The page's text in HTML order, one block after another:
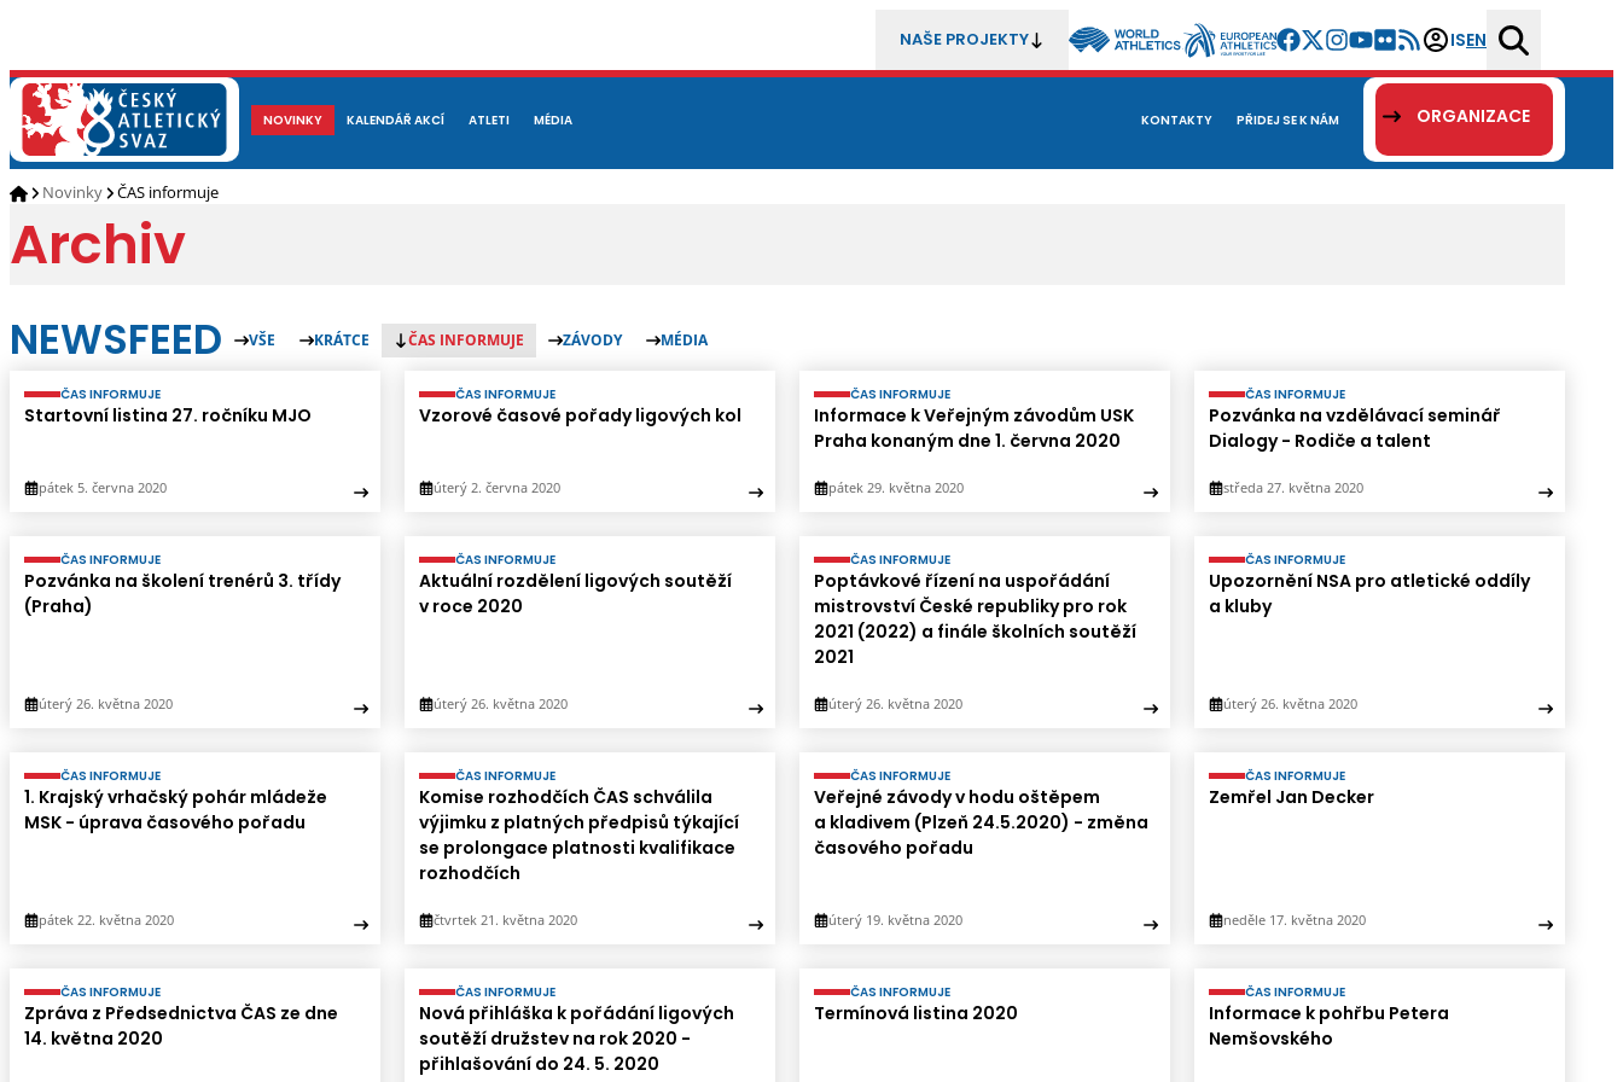
NAŠE PROJEKTY ISEN
NOVINKY KALENDÁŘ AKCÍ ATLETI MÉDIA
O NÁS ČLENOVÉ DOKUMENTY REPREZENTACE KONTAKTY PŘIDEJ SE K NÁM ORGANIZACE
Novinky ČAS informuje
Archiv
NEWSFEED VŠE KRÁTCE ČAS INFORMUJE ZÁVODY MÉDIA
ČAS INFORMUJE
Startovní listina 27. ročníku MJO
pátek 5. června 2020
ČAS INFORMUJE
Vzorové časové pořady ligových kol
úterý 2. června 2020
ČAS INFORMUJE
Informace k Veřejným závodům USK
Praha konaným dne 1. června 2020
pátek 29. května 2020
ČAS INFORMUJE
Pozvánka na vzdělávací seminář
Dialogy - Rodiče a talent
středa 27. května 2020
ČAS INFORMUJE
Pozvánka na školení trenérů 3. třídy
(Praha)
úterý 26. května 2020
ČAS INFORMUJE
Aktuální rozdělení ligových soutěží
v roce 2020
úterý 26. května 2020
ČAS INFORMUJE
Poptávkové řízení na uspořádání
mistrovství České republiky pro rok
2021 (2022) a finále školních soutěží
2021
úterý 26. května 2020
ČAS INFORMUJE
Upozornění NSA pro atletické oddíly
a kluby
úterý 26. května 2020
ČAS INFORMUJE
1. Krajský vrhačský pohár mládeže
MSK - úprava časového pořadu
pátek 22. května 2020
ČAS INFORMUJE
Komise rozhodčích ČAS schválila
výjimku z platných předpisů týkající
se prolongace platnosti kvalifikace
rozhodčích
čtvrtek 21. května 2020
ČAS INFORMUJE
Veřejné závody v hodu oštěpem
a kladivem (Plzeň 24.5.2020) - změna
časového pořadu
úterý 19. května 2020
ČAS INFORMUJE
Zemřel Jan Decker
neděle 17. května 2020
ČAS INFORMUJE
Zpráva z Předsednictva ČAS ze dne
14. května 2020
ČAS INFORMUJE
Nová přihláška k pořádání ligových
soutěží družstev na rok 2020 -
přihlašování do 24. 5. 2020
ČAS INFORMUJE
Termínová listina 2020
ČAS INFORMUJE
Informace k pohřbu Petera
Nemšovského